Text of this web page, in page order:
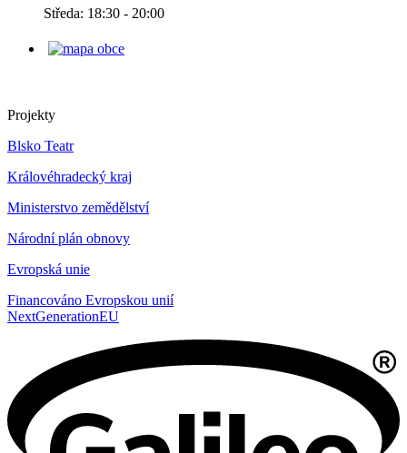
Středa: 18:30 - 20:00
Projekty
Blsko Teatr
Královéhradecký kraj
Ministerstvo zemědělství
Národní plán obnovy
Evropská unie
Financováno Evropskou unií
NextGenerationEU